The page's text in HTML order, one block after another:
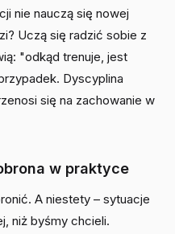
nie nauczą się nowej
Uczą się radzić sobie z
"odkąd trenuje, jest
Dyscyplina
się na zachowanie w
w praktyce
A niestety – sytuacje
niż byśmy chcieli.